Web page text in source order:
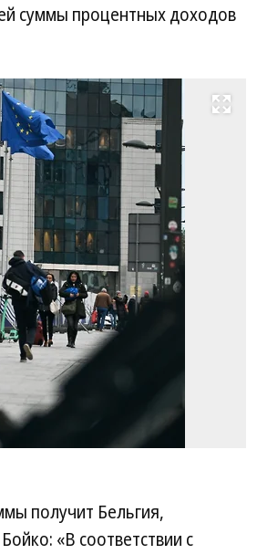
суммы процентных доходов
Развернуть на весь экран
получит Бельгия,
«В соответствии с